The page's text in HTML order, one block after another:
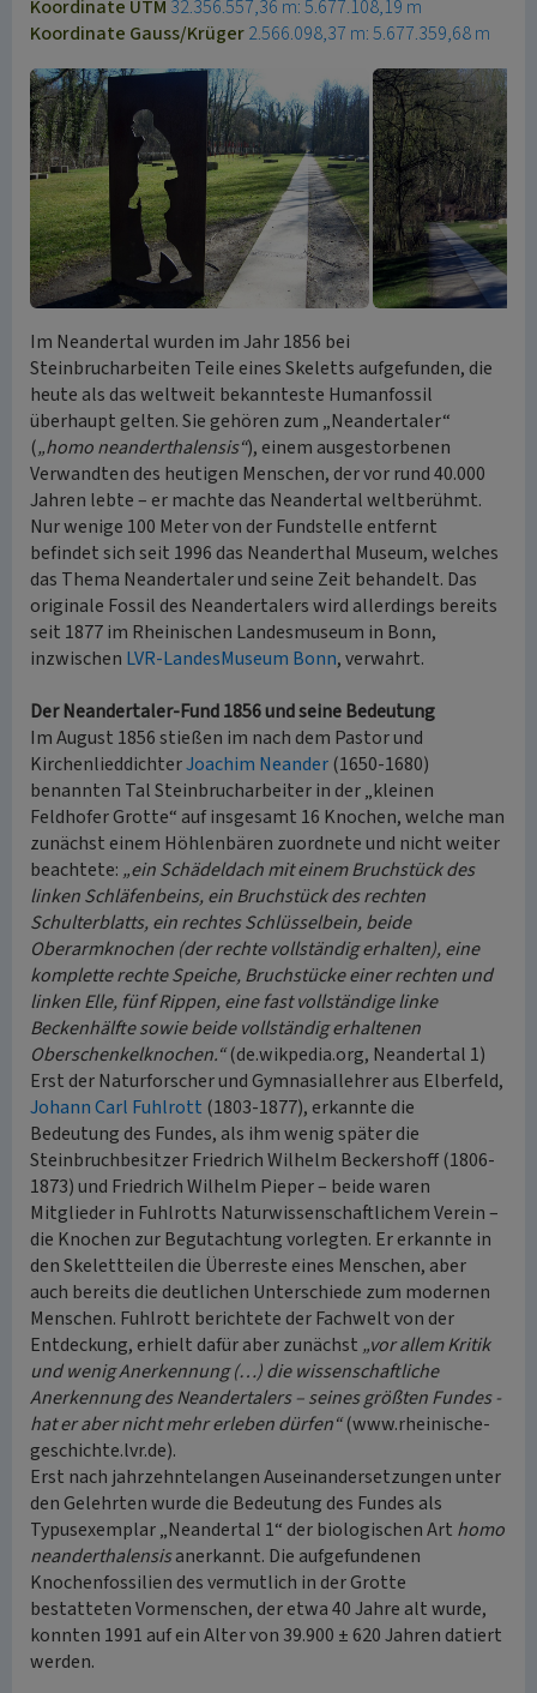
Koordinate UTM 32.356.557,36 m: 5.677.108,19 m
Koordinate Gauss/Krüger2.566.098,37 m: 5.677.359,68 m
Im Neandertal wurden im Jahr 1856 bei
Steinbrucharbeiten Teile eines Skeletts aufgefunden, die
heute als das weltweit bekannteste Humanfossil
überhaupt gelten. Sie gehören zum „Neandertaler“
(„homo neanderthalensis“), einem ausgestorbenen
Verwandten des heutigen Menschen, der vor rund 40.000
Jahren lebte – er machte das Neandertal weltberühmt.
Nur wenige 100 Meter von der Fundstelle entfernt
befindet sich seit 1996 das Neanderthal Museum, welches
das Thema Neandertaler und seine Zeit behandelt. Das
originale Fossil des Neandertalers wird allerdings bereits
seit 1877 im Rheinischen Landesmuseum in Bonn,
inzwischen LVR-LandesMuseum Bonn, verwahrt.
Der Neandertaler-Fund 1856 und seine Bedeutung
Im August 1856 stießen im nach dem Pastor und
KirchenlieddichterJoachim Neander(1650-1680)
benannten Tal Steinbrucharbeiter in der „kleinen
Feldhofer Grotte“ auf insgesamt 16 Knochen, welche man
zunächst einem Höhlenbären zuordnete und nicht weiter
beachtete: „ein Schädeldach mit einem Bruchstück des
linken Schläfenbeins, ein Bruchstück des rechten
Schulterblatts, ein rechtes Schlüsselbein, beide
Oberarmknochen (der rechte vollständig erhalten), eine
komplette rechte Speiche, Bruchstücke einer rechten und
linken Elle, fünf Rippen, eine fast vollständige linke
Beckenhälfte sowie beide vollständig erhaltenen
Oberschenkelknochen.“(de.wikpedia.org, Neandertal 1)
Erst der Naturforscher und Gymnasiallehrer aus Elberfeld,
Johann Carl Fuhlrott (1803-1877), erkannte die
Bedeutung des Fundes, als ihm wenig später die
Steinbruchbesitzer Friedrich Wilhelm Beckershoff (1806-
1873) und Friedrich Wilhelm Pieper – beide waren
Mitglieder in Fuhlrotts Naturwissenschaftlichem Verein –
die Knochen zur Begutachtung vorlegten. Er erkannte in
den Skelettteilen die Überreste eines Menschen, aber
auch bereits die deutlichen Unterschiede zum modernen
Menschen. Fuhlrott berichtete der Fachwelt von der
Entdeckung, erhielt dafür aber zunächst „vor allem Kritik
und wenig Anerkennung (…) die wissenschaftliche
Anerkennung des Neandertalers – seines größten Fundes -
hat er aber nicht mehr erleben dürfen“(www.rheinische-
geschichte.lvr.de).
Erst nach jahrzehntelangen Auseinandersetzungen unter
den Gelehrten wurde die Bedeutung des Fundes als
Typusexemplar „Neandertal 1“ der biologischen Art homo
neanderthalensisanerkannt. Die aufgefundenen
Knochenfossilien des vermutlich in der Grotte
bestatteten Vormenschen, der etwa 40 Jahre alt wurde,
konnten 1991 auf ein Alter von 39.900 ± 620 Jahren datiert
werden.